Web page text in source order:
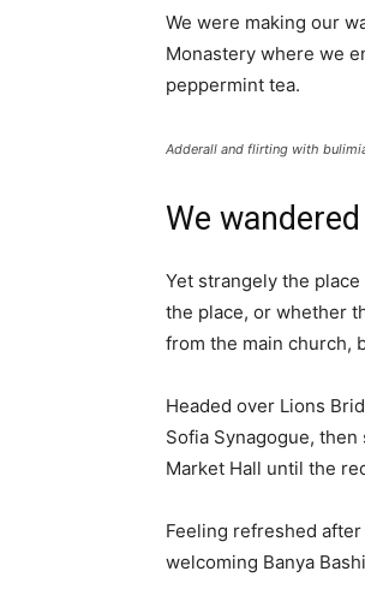
We were making our
Monastery where we
peppermint tea.
Adderall and flirting with
We
Yet strangely the
the place, or whether
from the main church,
Headed over Lions
Sofia Synagogue,
Market Hall until the
Feeling refreshed
welcoming Banya